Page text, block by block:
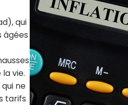
qui
âgées
vie.
ne
tarifs